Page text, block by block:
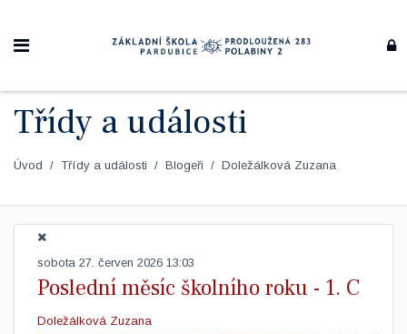
Třídy a události
Úvod Třídy a události Blogeři Doležálková Zuzana
sobota 27. červen 2026 13:03
Poslední měsíc školního roku - 1. C
Doležálková Zuzana